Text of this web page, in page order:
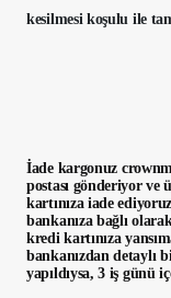
kesilmesi koşulu ile
İade kargonuz
postası gönderiyor ve
kartınıza iade
bankanıza bağlı
kredi kartınıza
bankanızdan detaylı
yapıldıysa, 3 iş günü